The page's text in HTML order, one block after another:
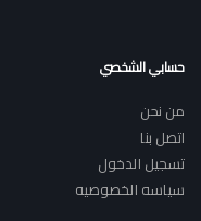
حسابي الشخصي
من نحن
اتصل بنا
تسجيل الدخول
سياسه الخصوصيه